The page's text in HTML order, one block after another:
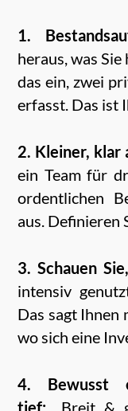
1.
heraus, was
das ein, zwei
erfasst. Das ist
2. Kleiner, klar
ein Team für
ordentlichen
aus. Definieren
3. Schauen
intensiv
Das sagt Ihnen
wo sich eine
4. Bewusst
tief: „Breit &